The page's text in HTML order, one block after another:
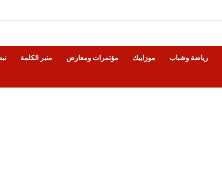
رياضة وشباب موزاييك مؤتمرات ومعارض منبر الكلمة